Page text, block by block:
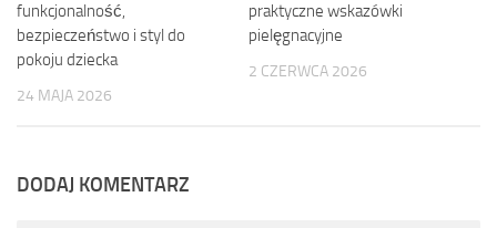
funkcjonalność,
bezpieczeństwo i styl do
pokoju dziecka
24 MAJA 2026
praktyczne wskazówki
pielęgnacyjne
2 CZERWCA 2026
DODAJ KOMENTARZ